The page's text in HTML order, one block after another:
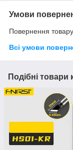
Умови
Повернення
Всі умови
Подібні товари